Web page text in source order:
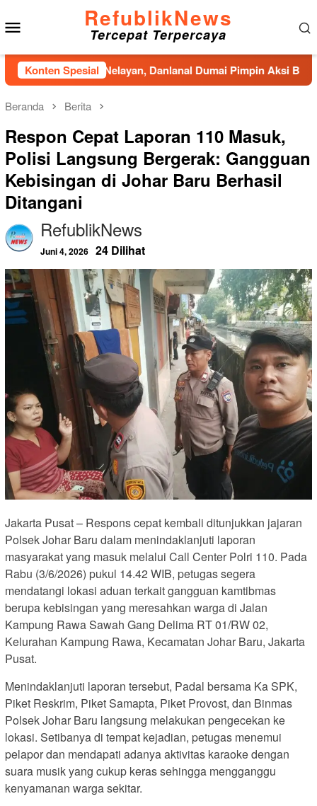
ke
konten
RefublikNews
Tercepat Terpercaya
Konten Spesial
Nelayan, Danlanal Dumai Pimpin Aksi Bakti Sosial
Beranda Berita
Respon Cepat Laporan 110 Masuk,
Polisi Langsung Bergerak: Gangguan
Kebisingan di Johar Baru Berhasil
Ditangani
RefublikNews
Juni 4, 2026 24 Dilihat
Jakarta Pusat – Respons cepat kembali ditunjukkan jajaran
Polsek Johar Baru dalam menindaklanjuti laporan
masyarakat yang masuk melalui Call Center Polri 110. Pada
Rabu (3/6/2026) pukul 14.42 WIB, petugas segera
mendatangi lokasi aduan terkait gangguan kamtibmas
berupa kebisingan yang meresahkan warga di Jalan
Kampung Rawa Sawah Gang Delima RT 01/RW 02,
Kelurahan Kampung Rawa, Kecamatan Johar Baru, Jakarta
Pusat.
Menindaklanjuti laporan tersebut, Padal bersama Ka SPK,
Piket Reskrim, Piket Samapta, Piket Provost, dan Binmas
Polsek Johar Baru langsung melakukan pengecekan ke
lokasi. Setibanya di tempat kejadian, petugas menemui
pelapor dan mendapati adanya aktivitas karaoke dengan
suara musik yang cukup keras sehingga mengganggu
kenyamanan warga sekitar.